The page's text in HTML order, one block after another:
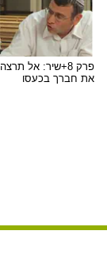
פרק 8+שיר: אל תרצה
את חברך בכעסו